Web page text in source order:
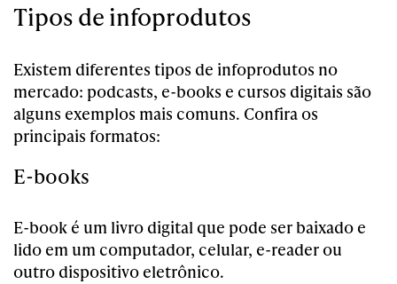
Tipos de infoprodutos
Existem diferentes tipos de infoprodutos no
mercado: podcasts, e-books e cursos digitais são
alguns exemplos mais comuns. Confira os
principais formatos:
E-books
E-book é um livro digital que pode ser baixado e
lido em um computador, celular, e-reader ou
outro dispositivo eletrônico.